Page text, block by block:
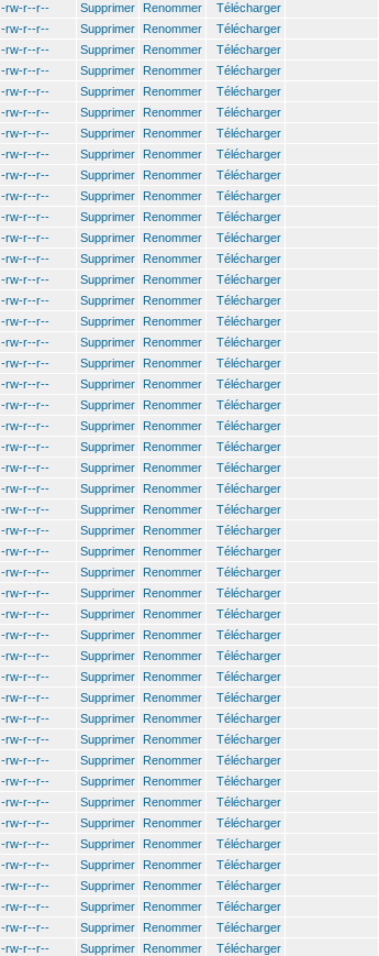
-rw-r--r-- Supprimer Renommer
Télécharger
-rw-r--r-- Supprimer Renommer
Télécharger
-rw-r--r-- Supprimer Renommer
Télécharger
-rw-r--r-- Supprimer Renommer
Télécharger
-rw-r--r-- Supprimer Renommer
Télécharger
-rw-r--r-- Supprimer Renommer
Télécharger
-rw-r--r-- Supprimer Renommer
Télécharger
-rw-r--r-- Supprimer Renommer
Télécharger
-rw-r--r-- Supprimer Renommer
Télécharger
-rw-r--r-- Supprimer Renommer
Télécharger
-rw-r--r-- Supprimer Renommer
Télécharger
-rw-r--r-- Supprimer Renommer
Télécharger
-rw-r--r-- Supprimer Renommer
Télécharger
-rw-r--r-- Supprimer Renommer
Télécharger
-rw-r--r-- Supprimer Renommer
Télécharger
-rw-r--r-- Supprimer Renommer
Télécharger
-rw-r--r-- Supprimer Renommer
Télécharger
-rw-r--r-- Supprimer Renommer
Télécharger
-rw-r--r-- Supprimer Renommer
Télécharger
-rw-r--r-- Supprimer Renommer
Télécharger
-rw-r--r-- Supprimer Renommer
Télécharger
-rw-r--r-- Supprimer Renommer
Télécharger
-rw-r--r-- Supprimer Renommer
Télécharger
-rw-r--r-- Supprimer Renommer
Télécharger
-rw-r--r-- Supprimer Renommer
Télécharger
-rw-r--r-- Supprimer Renommer
Télécharger
-rw-r--r-- Supprimer Renommer
Télécharger
-rw-r--r-- Supprimer Renommer
Télécharger
-rw-r--r-- Supprimer Renommer
Télécharger
-rw-r--r-- Supprimer Renommer
Télécharger
-rw-r--r-- Supprimer Renommer
Télécharger
-rw-r--r-- Supprimer Renommer
Télécharger
-rw-r--r-- Supprimer Renommer
Télécharger
-rw-r--r-- Supprimer Renommer
Télécharger
-rw-r--r-- Supprimer Renommer
Télécharger
-rw-r--r-- Supprimer Renommer
Télécharger
-rw-r--r-- Supprimer Renommer
Télécharger
-rw-r--r-- Supprimer Renommer
Télécharger
-rw-r--r-- Supprimer Renommer
Télécharger
-rw-r--r-- Supprimer Renommer
Télécharger
-rw-r--r-- Supprimer Renommer
Télécharger
-rw-r--r-- Supprimer Renommer
Télécharger
-rw-r--r-- Supprimer Renommer
Télécharger
-rw-r--r-- Supprimer Renommer
Télécharger
-rw-r--r-- Supprimer Renommer
Télécharger
-rw-r--r-- Supprimer Renommer
Télécharger